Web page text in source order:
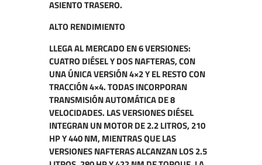
ASIENTO TRASERO.
ALTO RENDIMIENTO
LLEGA AL MERCADO EN 6 VERSIONES:
CUATRO DIÉSEL Y DOS NAFTERAS, CON
UNA ÚNICA VERSIÓN 4×2 Y EL RESTO CON
TRACCIÓN 4×4. TODAS INCORPORAN
TRANSMISIÓN AUTOMÁTICA DE 8
VELOCIDADES. LAS VERSIONES DIÉSEL
INTEGRAN UN MOTOR DE 2.2 LITROS, 210
HP Y 440 NM, MIENTRAS QUE LAS
VERSIONES NAFTERAS ALCANZAN LOS 2.5